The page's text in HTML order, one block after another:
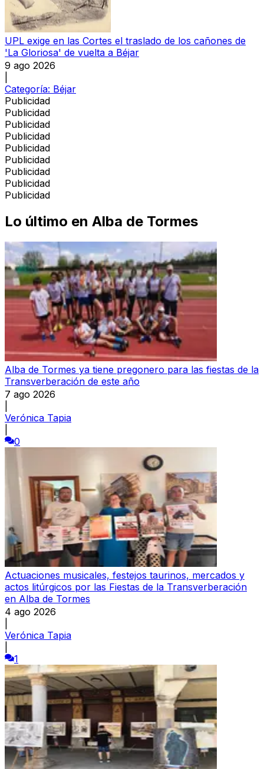
UPL exige en las Cortes el traslado de los cañones de
'La Gloriosa' de vuelta a Béjar
9 ago 2026
Categoría: Béjar
Publicidad
Publicidad
Publicidad
Publicidad
Publicidad
Publicidad
Publicidad
Publicidad
Publicidad
Lo último en Alba de Tormes
Alba de Tormes ya tiene pregonero para las fiestas de la
Transverberación de este año
7 ago 2026
Verónica Tapia
0
Actuaciones musicales, festejos taurinos, mercados y
actos litúrgicos por las Fiestas de la Transverberación
en Alba de Tormes
4 ago 2026
Verónica Tapia
1